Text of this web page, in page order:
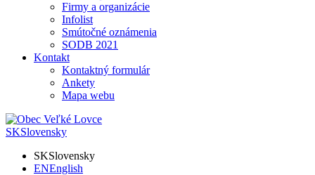
Firmy a organizácie
Infolist
Smútočné oznámenia
SODB 2021
Kontakt
Kontaktný formulár
Ankety
Mapa webu
SKSlovensky
SKSlovensky
ENEnglish